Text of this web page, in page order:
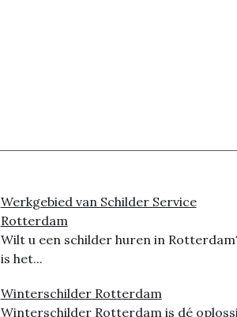
Werkgebied van Schilder Service
Rotterdam
Wilt u een schilder huren in
is het...
Winterschilder Rotterdam
Winterschilder Rotterdam is dé